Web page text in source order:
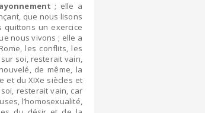
; elle a
que nous lisons
quittons un exercice
nous vivons ; elle a
les conflits, les
soi, resterait vain,
de même, la
et du XIXe siècles et
resterait vain, car
l’homosexualité,